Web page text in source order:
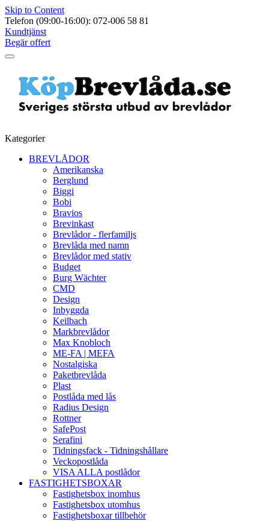
Skip to Content
Telefon (09:00-16:00): 072-006 58 81
Kundtjänst
Begär offert
Kategorier
BREVLÅDOR
Amerikanska
Berglund
Biggi
Bobi
Bravios
Brevinkast
Brevlådor - flerfamiljs
Brevlåda med namn
Brevlådor med stativ
Budget
Burg Wächter
CMD
Design
Inbyggda
Keilbach
Markbrevlådor
Max Knobloch
ME-FA | MEFA
Nostalgiska
Paketbrevlåda
Plast
Postlåda med lås
Radius Design
Rottner
SafePost
Serafini
Tidningsfack - Tidningshållare
Veckopostlåda
VISA ALLA postlådor
FASTIGHETSBOXAR
Fastighetsbox inomhus
Fastighetsbox utomhus
Fastighetsboxar tillbehör